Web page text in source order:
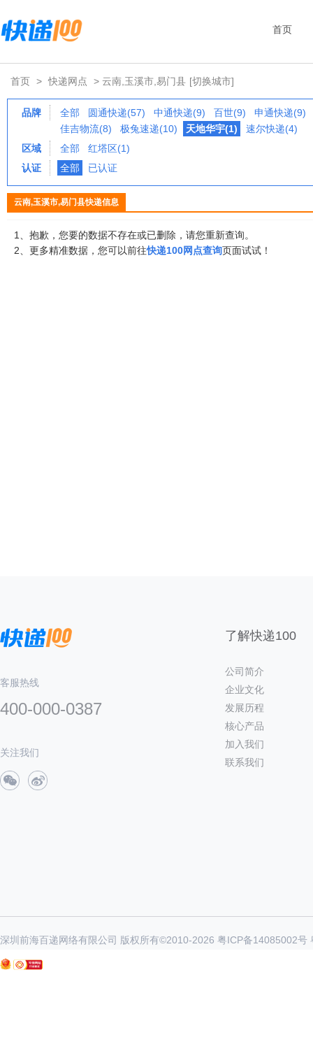
首页
首页 > 快递网点 > 云南,玉溪市,易门县 [切换城市]
品牌 全部 圆通快递(57) 中通快递(9) 百世(9)
申通快递(9)
佳吉物流(8)
极兔速递(10) 天地华宇(1)
速尔快递(4)
区域
全部
红塔区(1)
认证
全部 已认证
云南,玉溪市,易门县快递信息
1、抱歉，您要的数据不存在或已删除，请您重新查询。
2、更多精准数据，您可以前往快递100网点查询页面试试！
客服热线
400-000-0387
关注我们
了解快递100
公司简介
企业文化
发展历程
核心产品
加入我们
联系我们
深圳前海百递网络有限公司 版权所有©2010-2026 粤ICP备14085002号